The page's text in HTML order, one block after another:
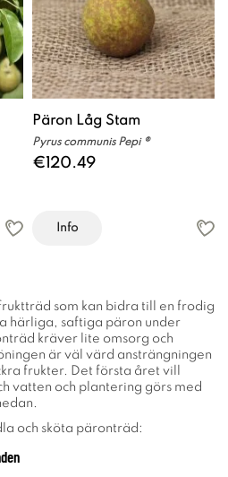
Päron Låg Stam
Pyrus communis Pepi ®
€120.49
Info
som kan bidra till en frodig
härliga, saftiga päron under
kräver lite omsorg och
är väl värd ansträngningen
frukter. Det första året vill
vatten och plantering görs med
och sköta päronträd: